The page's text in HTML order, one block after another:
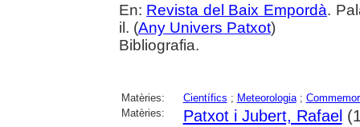
En: Revista del Baix Empordà.
il. (Any Univers Patxot)
Bibliografia.
Matèries: Científics ; Meteorologia;
Matèries:
Patxot i Jubert, Rafael